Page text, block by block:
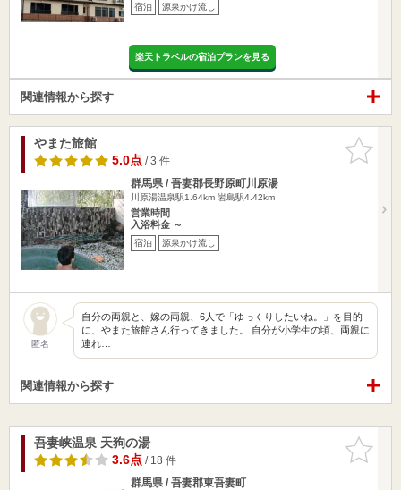
宿泊 源泉かけ流し
楽天トラベルの宿泊プランを見る
関連情報から探す
お気に入
りに追加
やまた旅館
5.0点/ 3 件
群馬県 / 吾妻郡長野原町川原湯
川原湯温泉駅1.64km 岩島駅4.42km
営業時間
入浴料金 ～
宿泊 源泉かけ流し
匿名
自分の両親と、嫁の両親、6人で「ゆっくりしたいね。」を目的
に、やまた旅館さん行ってきました。 自分が小学生の頃、両親に
連れ…
関連情報から探す
お気に入
りに追加
吾妻峡温泉 天狗の湯
3.6点/ 18 件
群馬県 / 吾妻郡東吾妻町